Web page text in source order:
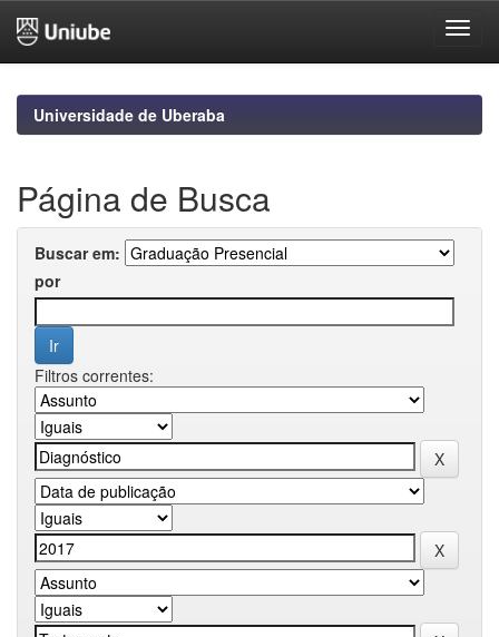
navigationUniversidade de Uberaba
Página de Busca
Buscar em:
por
Filtros correntes: